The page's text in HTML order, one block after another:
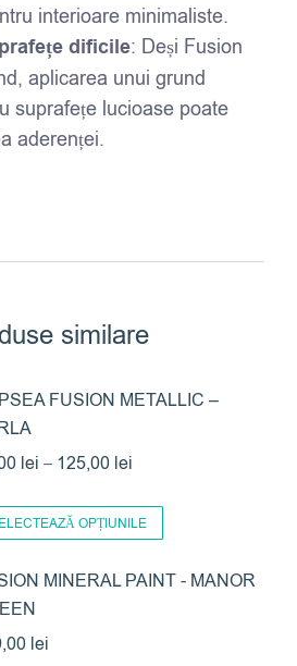
interioare minimaliste.
dificile: Deși Fusion
aplicarea unui grund
suprafețe lucioase poate
aderenței.
similare
FUSION METALLIC –
lei – 125,00 lei
prețuri:
până
OPȚIUNILE
are
MINERAL PAINT - MANOR
lei